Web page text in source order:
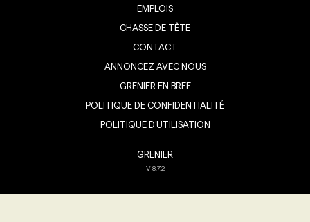
EMPLOIS
CHASSE DE TÊTE
CONTACT
ANNONCEZ AVEC NOUS
GRENIER EN BREF
POLITIQUE DE CONFIDENTIALITÉ
POLITIQUE D’UTILISATION
GRENIER
V8.7.2